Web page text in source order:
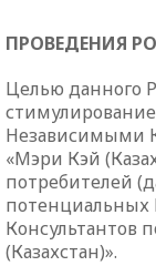
2.
ПРОВЕДЕНИЯ
Целью данного
Независимыми
«Мэри Кэй
потребителей
Консультантов
(Казахстан)».